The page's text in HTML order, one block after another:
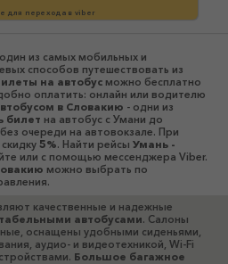
для перехода в viber
из самых мобильных и
способов путешествовать из
на автобусможно бесплатно
оплатить: онлайн или водителю
в Словакию - одни из
билет на автобус с Умани до
очереди на автовокзале. При
5%. Найти рейсы Умань -
или с помощью мессенджера Viber.
можно выбрать по
качественные и надежные
автобусами. Салоны
оснащены удобными сиденьями,
аудио- и видеотехникой, Wi-Fi
Большое багажное